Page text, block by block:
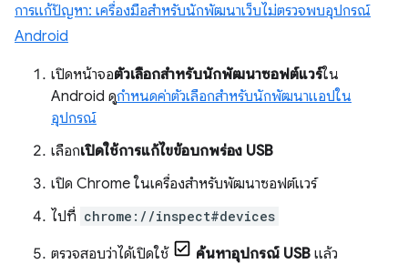
การแก้ปัญหา: เครื่องมือสำหรับนักพัฒนาเว็บไม่ตรวจพบอุปกรณ์
Android
เปิดหน้าจอตัวเลือกสำหรับนักพัฒนาซอฟต์แวร์ใน
Android ดูกำหนดค่าตัวเลือกสำหรับนักพัฒนาแอปใน
อุปกรณ์
เลือกเปิดใช้การแก้ไขข้อบกพร่อง USB
เปิด Chrome ในเครื่องสำหรับพัฒนาซอฟต์แวร์
ไปที่ chrome://inspect#devices
ตรวจสอบว่าได้เปิดใช้ ค้นหาอุปกรณ์ USB แล้ว